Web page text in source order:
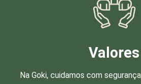
Valores
Na Goki, cuidamos com